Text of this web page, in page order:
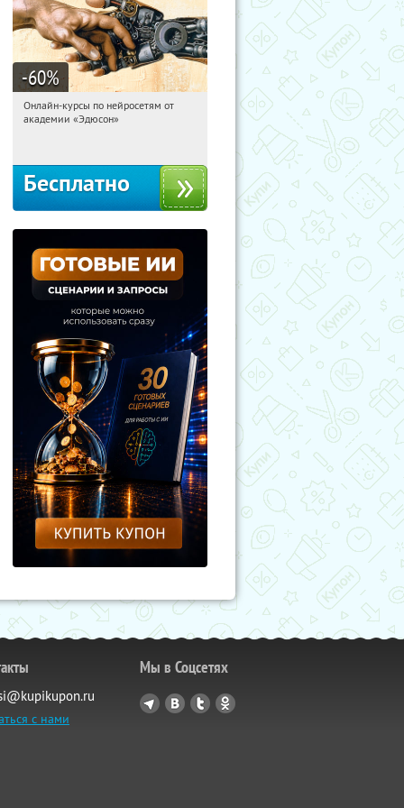
-60%
07:30:41 Получили:
Онлайн-курсы по нейросетям от
академии «Эдюсон»
Бесплатно
с нами
Мы в Соцсетях